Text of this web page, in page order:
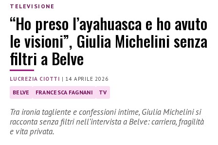
TELEVISIONE
“Ho preso l’ayahuasca e ho avuto
le visioni”, Giulia Michelini senza
filtri a Belve
LUCREZIA CIOTTI | 14 APRILE 2026
BELVE FRANCESCA FAGNANI TV
Tra ironia tagliente e confessioni intime, Giulia Michelini si
racconta senza filtri nell’intervista a Belve: carriera, fragilità
e vita privata.